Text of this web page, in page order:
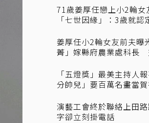
71歲姜厚任戀上小2輪
「七世因緣」：3歲就認
姜厚任小2輪女友前夫曝
菁」嫁縣府農業處科長
「五燈獎」最美主持人
分帥兒」要百萬名畫當
演藝工會終於聯絡上田
字卻立刻掛電話